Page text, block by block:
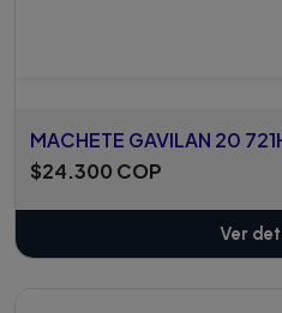
MACHETE GAVILAN 20
$24.300 COP
Ver